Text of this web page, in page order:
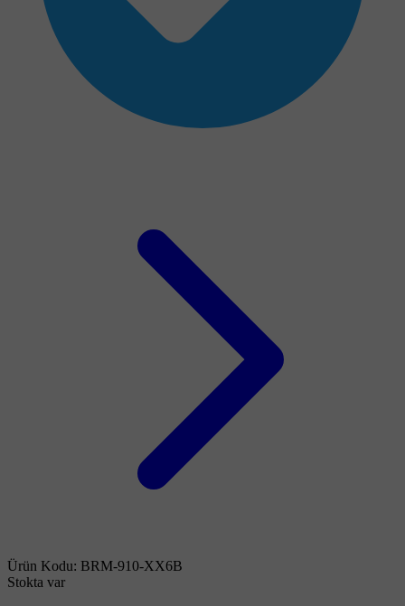
Ürün Kodu: BRM-910-XX6B
Stokta var